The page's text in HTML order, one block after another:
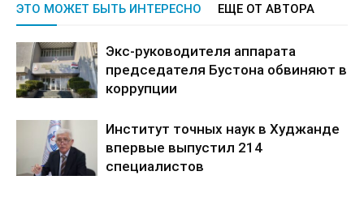
ЭТО МОЖЕТ БЫТЬ ИНТЕРЕСНО ЕЩЕ ОТ АВТОРА
Экс-руководителя аппарата
председателя Бустона обвиняют в
коррупции
Институт точных наук в Худжанде
впервые выпустил 214
специалистов